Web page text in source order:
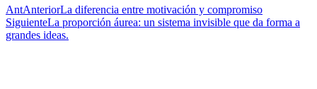
AntAnteriorLa diferencia entre motivación y compromiso
SiguienteLa proporción áurea: un sistema invisible que da forma a
grandes ideas.